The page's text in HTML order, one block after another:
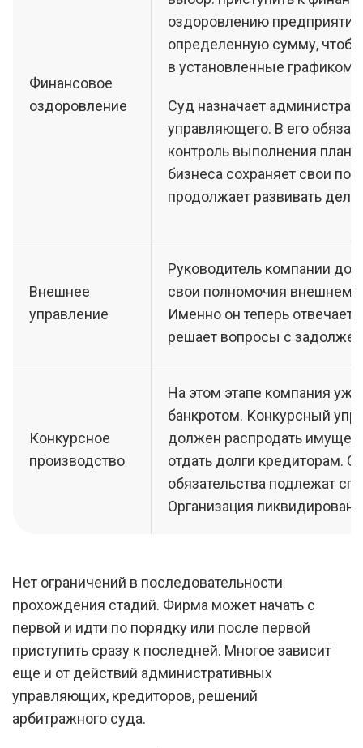
Финансовое
оздоровление
оздоровлению предприятия
определенную сумму, чтобы
в установленные графиком
Суд назначает
управляющего. В его
контроль выполнения
бизнеса сохраняет свои
продолжает развивать дело
Внешнее
управление
Руководитель компании
свои полномочия
Именно он теперь отвечает
решает вопросы с
Конкурсное
производство
На этом этапе компания уже
банкротом. Конкурсный
должен распродать
отдать долги кредиторам.
обязательства подлежат
Организация ликвидирована
Нет ограничений в последовательности
прохождения стадий. Фирма может начать с
первой и идти по порядку или после первой
приступить сразу к последней. Многое зависит
еще и от действий административных
управляющих, кредиторов, решений
арбитражного суда.